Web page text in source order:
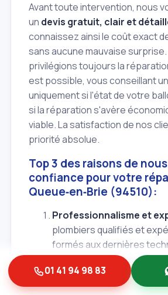
Avant toute intervention, nous
un devis gratuit, clair et
connaissez ainsi le coût exact
sans aucune mauvaise surprise.
privilégions toujours la
est possible, vous conseillant
uniquement si l'état de votre
si la réparation s'avère
viable. La satisfaction de nos
priorité absolue.
Top 3 des raisons de
confiance pour votre
Queue‑en‑Brie (94510):
Professionnalisme et
plombiers qualifiés et
formés aux dernières
Réactivité et
rapide, 24h/7j, pour toutes
01 41 94 98 83